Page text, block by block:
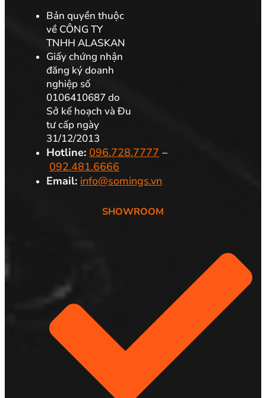
Bản quyền thuộc
về CÔNG TY
TNHH ALASKAN
Giấy chứng nhận
đăng ký doanh
nghiệp số
0106410687 do
Sở kế hoạch và Đu
tư cấp ngày
31/12/2013
Hotline: 096.728.7777 –
092.481.6666
Email: info@somings.vn
SHOWROOM